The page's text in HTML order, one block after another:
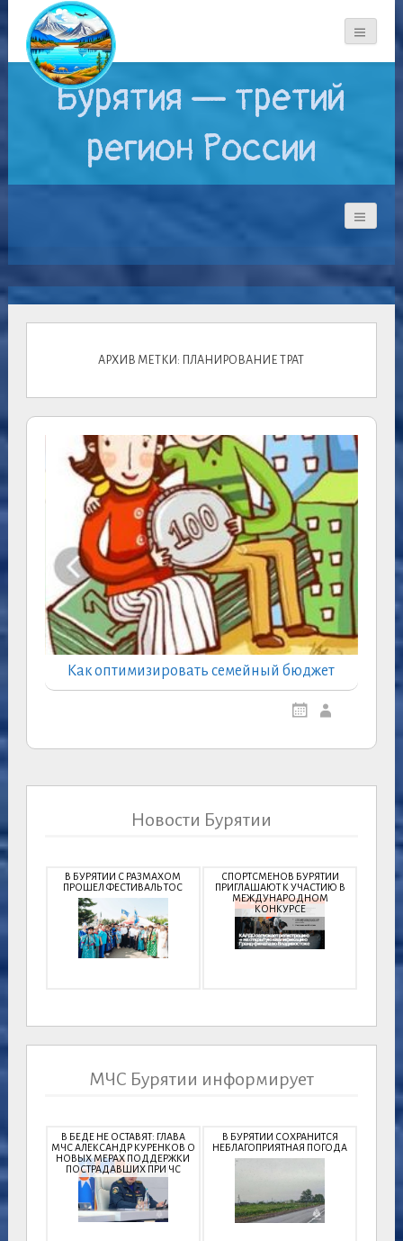
Бурятия — третий
регион России
АРХИВ МЕТКИ: ПЛАНИРОВАНИЕ ТРАТ
Как оптимизировать семейный бюджет
Новости Бурятии
В БУРЯТИИ С РАЗМАХОМ
ПРОШЕЛ ФЕСТИВАЛЬ ТОС
СПОРТСМЕНОВ БУРЯТИИ
ПРИГЛАШАЮТ К УЧАСТИЮ В
МЕЖДУНАРОДНОМ
КОНКУРСЕ
МЧС Бурятии информирует
В БЕДЕ НЕ ОСТАВЯТ: ГЛАВА
МЧС АЛЕКСАНДР КУРЕНКОВ О
НОВЫХ МЕРАХ ПОДДЕРЖКИ
ПОСТРАДАВШИХ ПРИ ЧС
В БУРЯТИИ СОХРАНИТСЯ
НЕБЛАГОПРИЯТНАЯ ПОГОДА